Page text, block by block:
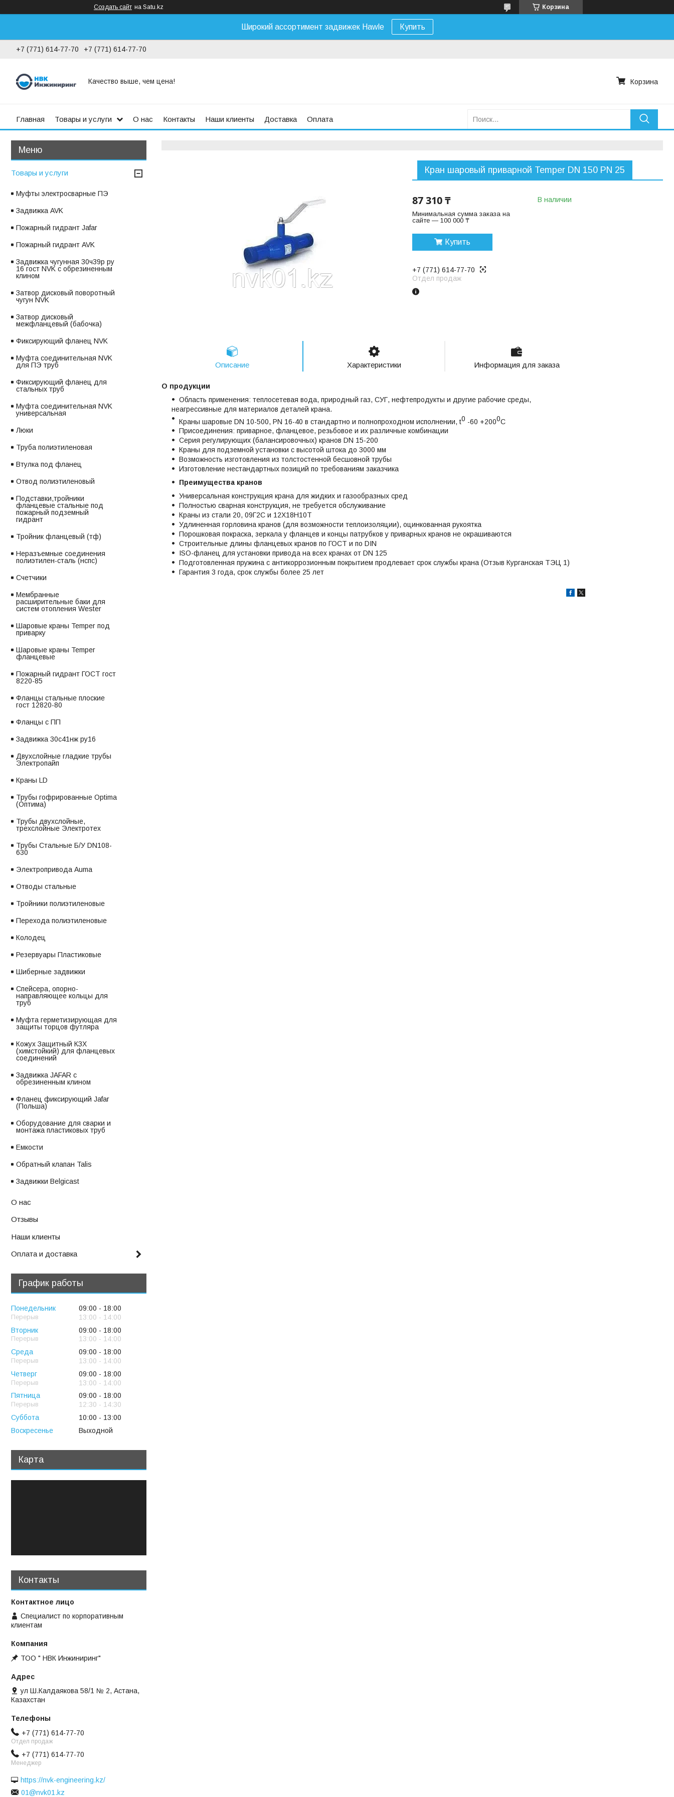
Создать сайт на Satu.kz Корзина
Широкий ассортимент задвижек Hawle Купить
+7 (771) 614-77-70 +7 (771) 614-77-70
Качество выше, чем цена! Корзина
Главная Товары и услуги О нас Контакты Наши клиенты Доставка Оплата
Кран шаровый приварной Temper DN 150 PN 25
87 310 ₸
Минимальная сумма заказа на
сайте — 100 000 ₸
В наличии
Купить
+7 (771) 614-77-70
Отдел продаж
Описание Характеристики Информация для заказа
О продукции
Область применения: теплосетевая вода, природный газ, СУГ, нефтепродукты и другие рабочие среды,
неагрессивные для материалов деталей крана.
Краны шаровые DN 10-500, PN 16-40 в стандартно и полнопроходном исполнении, t0 -60 +2000С
Присоединения: приварное, фланцевое, резьбовое и их различные комбинации
Серия регулирующих (балансировочных) кранов DN 15-200
Краны для подземной установки с высотой штока до 3000 мм
Возможность изготовления из толстостенной бесшовной трубы
Изготовление нестандартных позиций по требованиям заказчика
Преимущества кранов
Универсальная конструкция крана для жидких и газообразных сред
Полностью сварная конструкция, не требуется обслуживание
Краны из стали 20, 09Г2С и 12Х18Н10Т
Удлиненная горловина кранов (для возможности теплоизоляции), оцинкованная рукоятка
Порошковая покраска, зеркала у фланцев и концы патрубков у приварных кранов не окрашиваются
Строительные длины фланцевых кранов по ГОСТ и по DIN
ISO-фланец для установки привода на всех кранах от DN 125
Подготовленная пружина с антикоррозионным покрытием продлевает срок службы крана (Отзыв Курганская ТЭЦ 1)
Гарантия 3 года, срок службы более 25 лет
Товары и услуги
Муфты электросварные ПЭ
Задвижка AVK
Пожарный гидрант Jafar
Пожарный гидрант AVK
Задвижка чугунная 30ч39р ру
16 гост NVK с обрезиненным
клином
Затвор дисковый поворотный
чугун NVK
Затвор дисковый
межфланцевый (бабочка)
Фиксирующий фланец NVK
Муфта соединительная NVK
для ПЭ труб
Фиксирующий фланец для
стальных труб
Муфта соединительная NVK
универсальная
Люки
Труба полиэтиленовая
Втулка под фланец
Отвод полиэтиленовый
Подставки,тройники
фланцевые стальные под
пожарный подземный
гидрант
Тройник фланцевый (тф)
Неразъемные соединения
полиэтилен-сталь (нспс)
Счетчики
Мембранные
расширительные баки для
систем отопления Wester
Шаровые краны Temper под
приварку
Шаровые краны Temper
фланцевые
Пожарный гидрант ГОСТ гост
8220-85
Фланцы стальные плоские
гост 12820-80
Фланцы с ПП
Задвижка 30с41нж ру16
Двухслойные гладкие трубы
Электропайп
Краны LD
Трубы гофрированные Optima
(Оптима)
Трубы двухслойные,
трехслойные Электротех
Трубы Стальные Б/У DN108-
630
Электропривода Auma
Отводы стальные
Тройники полиэтиленовые
Перехода полиэтиленовые
Колодец
Резервуары Пластиковые
Шиберные задвижки
Спейсера, опорно-
направляющее кольцы для
труб
Муфта герметизирующая для
защиты торцов футляра
Кожух Защитный КЗХ
(химстойкий) для фланцевых
соединений
Задвижка JAFAR с
обрезиненным клином
Фланец фиксирующий Jafar
(Польша)
Оборудование для сварки и
монтажа пластиковых труб
Емкости
Обратный клапан Talis
Задвижки Belgicast
О нас
Отзывы
Наши клиенты
Оплата и доставка
График работы
Понедельник 09:00
18:00
13:00
14:00
Вторник
09:00
18:00
13:00
14:00
Среда
09:00
18:00
13:00
14:00
Четверг
09:00
18:00
13:00
14:00
Пятница
09:00
18:00
12:30
14:30
Суббота
10:00
13:00
Воскресенье
Выходной
Карта
Контакты
Специалист по корпоративным
клиентам
ТОО " НВК Инжиниринг"
ул Ш.Калдаякова 58/1 № 2, Астана,
Казахстан
+7 (771) 614-77-70
Отдел продаж
+7 (771) 614-77-70
Менеджер
https://nvk-engineering.kz/
01@nvk01.kz